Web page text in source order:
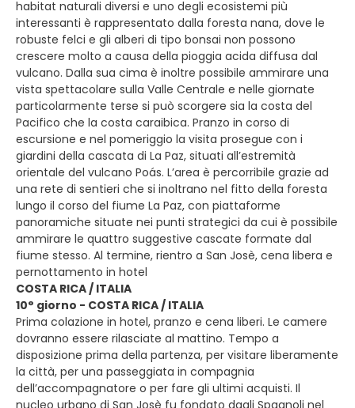
habitat naturali diversi e uno degli ecosistemi più
interessanti è rappresentato dalla foresta nana, dove le
robuste felci e gli alberi di tipo bonsai non possono
crescere molto a causa della pioggia acida diffusa dal
vulcano. Dalla sua cima è inoltre possibile ammirare una
vista spettacolare sulla Valle Centrale e nelle giornate
particolarmente terse si può scorgere sia la costa del
Pacifico che la costa caraibica. Pranzo in corso di
escursione e nel pomeriggio la visita prosegue con i
giardini della cascata di La Paz, situati all’estremità
orientale del vulcano Poás. L’area è percorribile grazie ad
una rete di sentieri che si inoltrano nel fitto della foresta
lungo il corso del fiume La Paz, con piattaforme
panoramiche situate nei punti strategici da cui è possibile
ammirare le quattro suggestive cascate formate dal
fiume stesso. Al termine, rientro a San Josè, cena libera e
pernottamento in hotel
COSTA RICA / ITALIA
10° giorno - COSTA RICA / ITALIA
Prima colazione in hotel, pranzo e cena liberi. Le camere
dovranno essere rilasciate al mattino. Tempo a
disposizione prima della partenza, per visitare liberamente
la città, per una passeggiata in compagnia
dell’accompagnatore o per fare gli ultimi acquisti. Il